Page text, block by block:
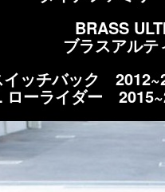
BRASS
ブラスアルテ
イッチバック
ローライダー